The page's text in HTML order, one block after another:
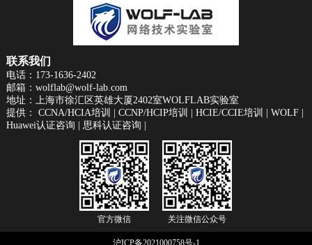
联系我们
电话：173-1636-2402
邮箱：wolflab@wolf-lab.com
地址：上海市徐汇区英雄大厦2402室WOLFLAB实验室
提供： CCNA/HCIA培训 CCNP/HCIP培训 HCIE/CCIE培训 WOLF|
Huawei认证咨询
思科认证咨询
官方微信 关注微信公众号
沪ICP备2021000758号-1